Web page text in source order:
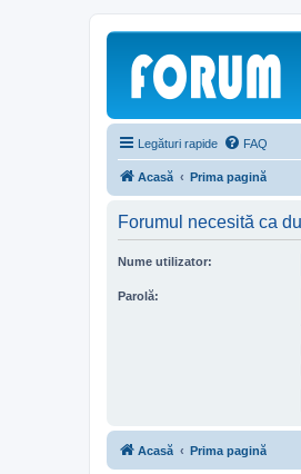
Legături rapide FAQ
Acasă Prima pagină
Forumul necesită ca
Nume utilizator:
Parolă:
Acasă Prima pagină